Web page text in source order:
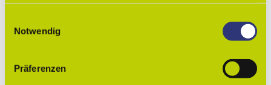
Notwendig
Präferenzen
Tragt Verantwortung.
können diese den Verantwortlichen im Naturpark Elm-